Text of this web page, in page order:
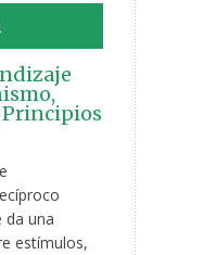
da una
estímulos,